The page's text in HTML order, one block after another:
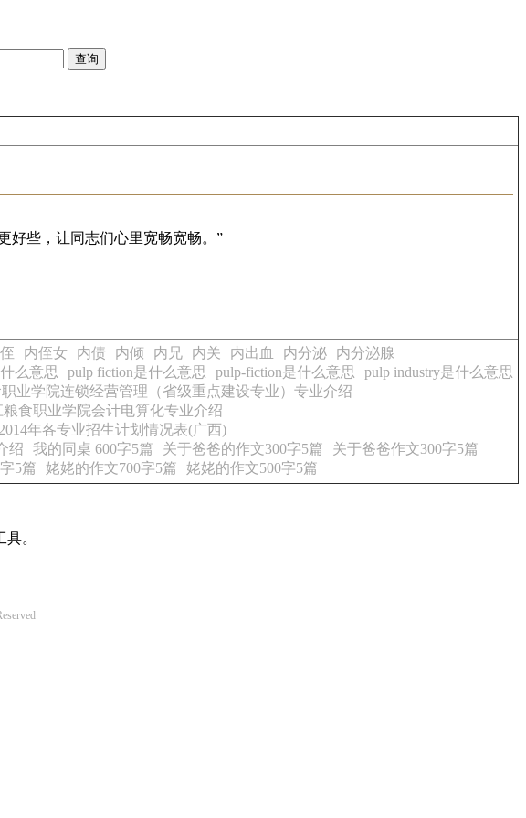
好些，让同志们心里宽畅宽畅。”
内侄女 内债 内倾 内兄 内关 内出血 内分泌
内分泌腺
么意思 pulp fiction是什么意思 pulp-fiction是什么意思
pulp industry是什么意思
业学院连锁经营管理（省级重点建设专业）专业介绍
粮食职业学院会计电算化专业介绍
年各专业招生计划情况表(广西)
绍 我的同桌 600字5篇 关于爸爸的作文300字5篇
关于爸爸作文300字5篇
5篇 姥姥的作文700字5篇 姥姥的作文500字5篇
。